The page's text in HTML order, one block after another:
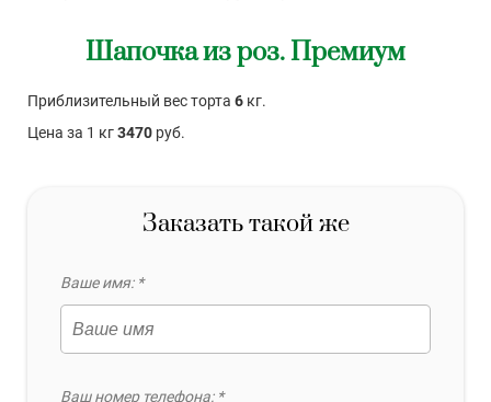
Шапочка из роз. Премиум
Приблизительный вес торта 6 кг.
Цена за 1 кг3470 руб.
Заказать такой же
Ваше имя: *
Ваш номер телефона: *